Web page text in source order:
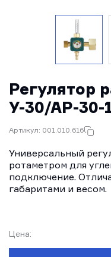
Регулятор
У-30/АР-
Артикул: 001.010.616
Универсальный
ротаметром для
подключение.
габаритами и весом.
Цена: